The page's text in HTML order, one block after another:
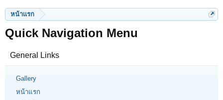
หน้าแรก
Quick Navigation Menu
General Links
Gallery
หน้าแรก